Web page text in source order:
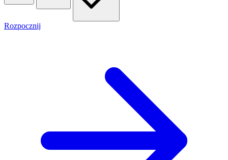
Rozpocznij